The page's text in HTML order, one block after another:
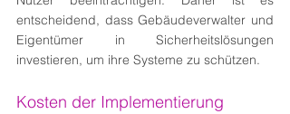
entscheidend, dass Gebäudeverwalter und
Eigentümer in Sicherheitslösungen
investieren, um ihre Systeme zu schützen.
Kosten der Implementierung